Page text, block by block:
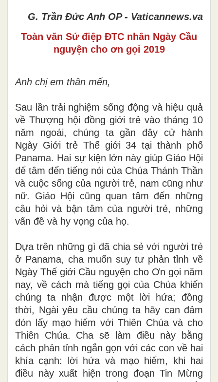
G. Trần Đức Anh OP - Vaticannews.va
Toàn văn Sứ điệp ĐTC nhân Ngày Cầu
nguyện cho ơn gọi 2019
Anh chị em thân mến,
Sau lần trải nghiệm sống động và hiệu quả
về Thượng hội đồng giới trẻ vào tháng 10
năm ngoái, chúng ta gần đây cử hành
Ngày Giới trẻ Thế giới 34 tại thành phố
Panama. Hai sự kiện lớn này giúp Giáo Hội
để tâm đến tiếng nói của Chúa Thánh Thần
và cuộc sống của người trẻ, nam cũng như
nữ. Giáo Hội cũng quan tâm đến những
câu hỏi và bận tâm của người trẻ, những
vấn đề và hy vọng của họ.
Dựa trên những gì đã chia sẻ với người trẻ
ở Panama, cha muốn suy tư phản tỉnh về
Ngày Thế giới Cầu nguyện cho Ơn gọi năm
nay, về cách mà tiếng gọi của Chúa khiến
chúng ta nhận được một lời hứa; đồng
thời, Ngài yêu cầu chúng ta hãy can đảm
đón lấy mạo hiểm với Thiên Chúa và cho
Thiên Chúa. Cha sẽ làm điều này bằng
cách phản tỉnh ngắn gọn với các con về hai
khía cạnh: lời hứa và mạo hiểm, khi hai
điều này xuất hiện trong đoạn Tin Mừng